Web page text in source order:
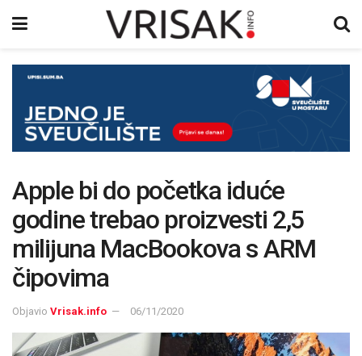
Apple bi do početka iduće
godine trebao proizvesti 2,5
milijuna MacBookova s ARM
čipovima
Objavio Vrisak.info 06/11/2020